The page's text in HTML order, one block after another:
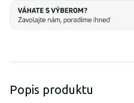
Popis produktu